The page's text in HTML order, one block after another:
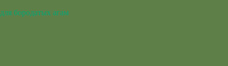
для бородатых агам